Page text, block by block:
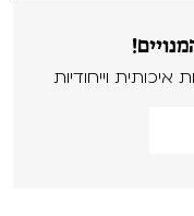
איכותית וייחודיות